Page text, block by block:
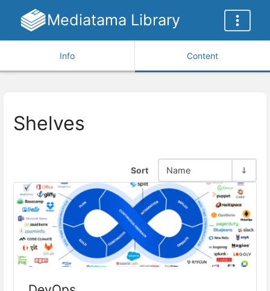
Mediatama Library
Info Content
Shelves
Sort Name